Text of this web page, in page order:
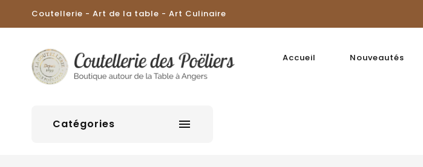
Coutellerie - Art de la table - Art Culinaire
Accueil Nouveautés
Catégories 